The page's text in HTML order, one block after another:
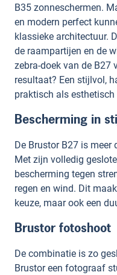
B35 zonneschermen.
en modern perfect
klassieke architectuur.
de raampartijen en de
zebra-doek van de B27
resultaat? Een stijlvol,
praktisch als esthetisch
Bescherming in
De Brustor B27 is meer
Met zijn volledig
bescherming tegen
regen en wind. Dit
keuze, maar ook een
Brustor fotoshoot
De combinatie is zo
Brustor een fotograaf